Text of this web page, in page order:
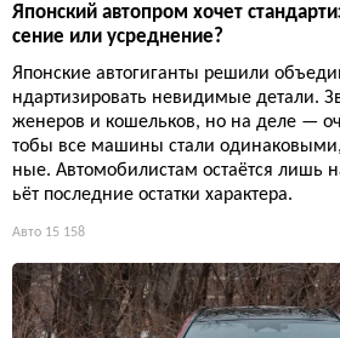
Японский автопром хочет
сение или усреднение?
Японские автогиганты решили
ндартизировать невидимые детали.
женеров и кошельков, но на деле —
тобы все машины стали
ные. Автомобилистам остаётся лишь
ьёт последние остатки характера.
Авто 15 158